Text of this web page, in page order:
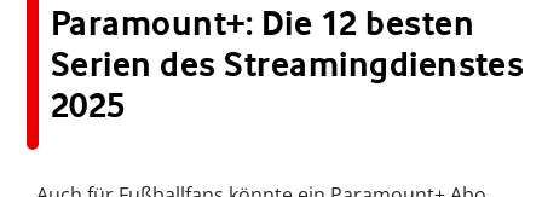
Paramount+: Die 12 besten
Serien des Streamingdienstes
2025